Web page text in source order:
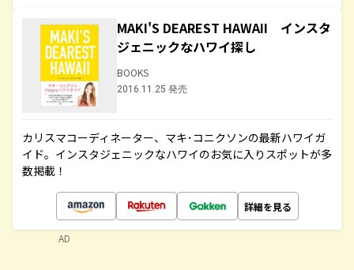
MAKI'S DEAREST HAWAII インスタ
ジェニックなハワイ探し
BOOKS
2016.11.25 発売
カリスマコーディネーター、マキ･コニクソンの最新ハワイガ
イド。インスタジェニックなハワイのお気に入りスポットが多
数掲載！
詳細を見る
AD